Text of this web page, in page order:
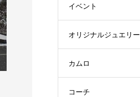
イベント
オリジナルジュエリー
カムロ
コーチ